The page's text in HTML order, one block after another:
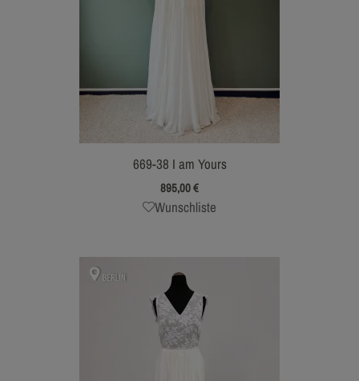
669-38 I am Yours
895,00€
Wunschliste